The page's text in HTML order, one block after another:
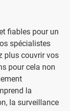
fiables pour un
spécialistes
plus couvrir vos
pour cela non
la
la surveillance